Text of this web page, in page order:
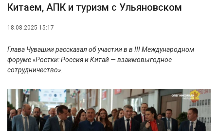
Китаем, АПК и туризм с Ульяновском
18.08.2025 15:17
Глава Чувашии рассказал об участии в в III Международном
форуме «Ростки: Россия и Китай — взаимовыгодное
сотрудничество».